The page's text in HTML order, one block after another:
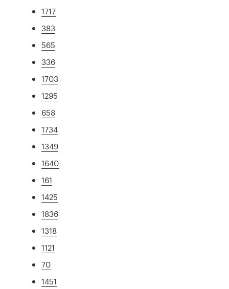
1717
383
565
336
1703
1295
658
1734
1349
1640
161
1425
1836
1318
1121
70
1451